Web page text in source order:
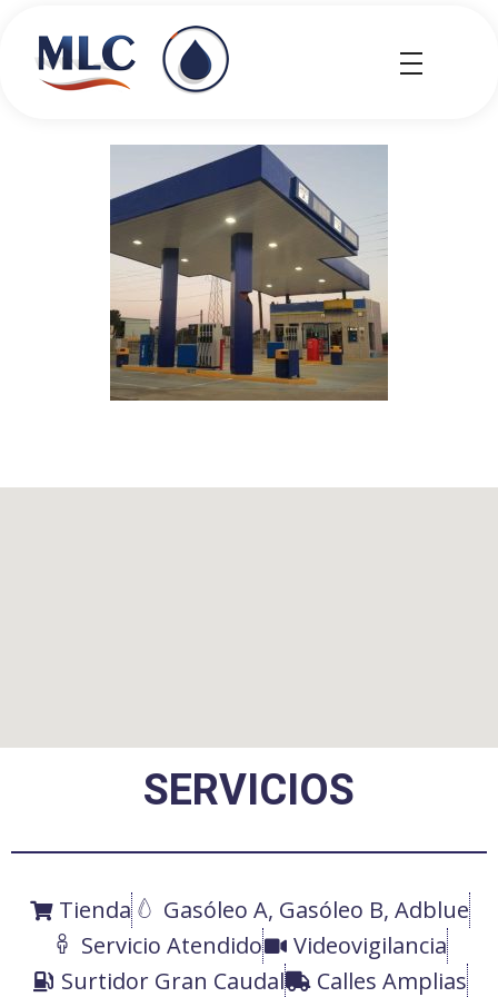
SERVICIOS
Tienda
Gasóleo A, Gasóleo B, Adblue
Servicio Atendido
Videovigilancia
Surtidor Gran Caudal
Calles Amplias